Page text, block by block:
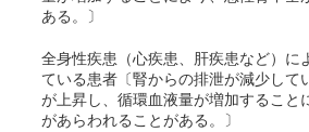
ある。〕
全身性疾患（心疾患、肝疾患など）に
ている患者〔腎からの排泄が減少して
が上昇し、循環血液量が増加すること
があらわれることがある。〕